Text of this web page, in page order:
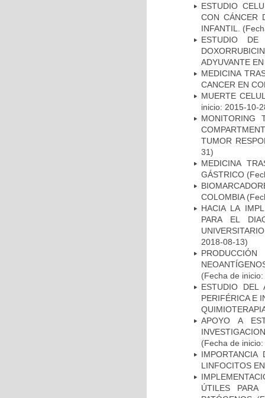
ESTUDIO
CON CÁNCER
INFANTIL.
ESTUDIO DE
ADYUVANTE
MEDICINA
CANCER EN
MUERTE
inicio: 2015-10-
MONITORING
TUMOR
31)
MEDICINA
GÁSTRICO
COLOMBIA
HACIA LA
PARA EL
2018-08-13)
(Fecha de
ESTUDIO DEL
PERIFÉRICA E
APOYO A
(Fecha de
LINFOCITOS
ÚTILES